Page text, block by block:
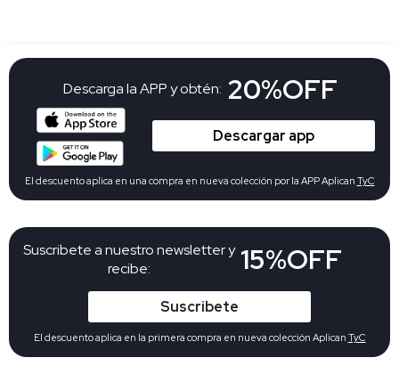
Suscribete a nuestro newsletter y
recibe:
15%OFF
Suscribete
El descuento aplica en la primera compra en nueva colección Aplican TyC
Descarga la APP y obtén: 20%OFF
Descargar app
El descuento aplica en una compra en nueva colección por la APP Aplican TyC